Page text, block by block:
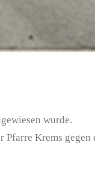
wurde.
Pfarre Krems